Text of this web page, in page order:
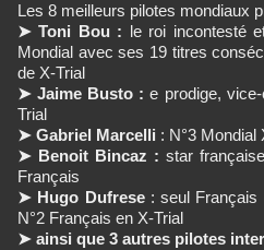
Les 8 meilleurs pilotes mondiaux
➤ Toni Bou : le roi incontesté
Mondial avec ses 19 titres
de X-Trial
➤ Jaime Busto : e prodige,
Trial
➤ Gabriel Marcelli : N°3 Mondial
➤ Benoit Bincaz : star
Français
➤ Hugo Dufrese : seul Français
N°2 Français en X-Trial
➤ ainsi que 3 autres pilotes